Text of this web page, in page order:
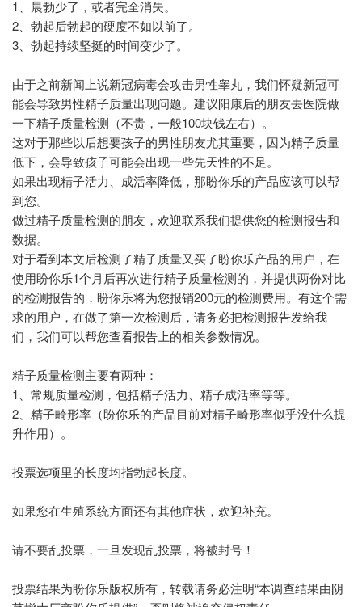
1、晨勃少了，或者完全消失。
2、勃起后勃起的硬度不如以前了。
3、勃起持续坚挺的时间变少了。
由于之前新闻上说新冠病毒会攻击男性睾丸，我们怀疑新冠可
能会导致男性精子质量出现问题。建议阳康后的朋友去医院做
一下精子质量检测（不贵，一般100块钱左右）。
这对于那些以后想要孩子的男性朋友尤其重要，因为精子质量
低下，会导致孩子可能会出现一些先天性的不足。
如果出现精子活力、成活率降低，那盼你乐的产品应该可以帮
到您。
做过精子质量检测的朋友，欢迎联系我们提供您的检测报告和
数据。
对于看到本文后检测了精子质量又买了盼你乐产品的用户，在
使用盼你乐1个月后再次进行精子质量检测的，并提供两份对比
的检测报告的，盼你乐将为您报销200元的检测费用。有这个需
求的用户，在做了第一次检测后，请务必把检测报告发给我
们，我们可以帮您查看报告上的相关参数情况。
精子质量检测主要有两种：
1、常规质量检测，包括精子活力、精子成活率等等。
2、精子畸形率（盼你乐的产品目前对精子畸形率似乎没什么提
升作用）。
投票选项里的长度均指勃起长度。
如果您在生殖系统方面还有其他症状，欢迎补充。
请不要乱投票，一旦发现乱投票，将被封号！
投票结果为盼你乐版权所有，转载请务必注明“本调查结果由阴